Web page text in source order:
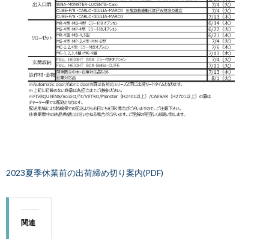
2023夏季休業前の出荷締め切り案内(PDF)
関連